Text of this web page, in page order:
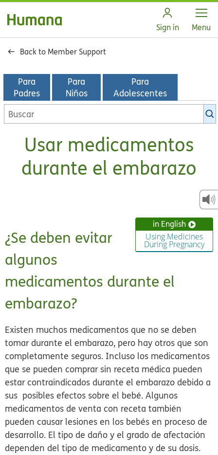
Sign in Open
Menu
Back to Member Support
Para
Padres
Para
Niños
Para
Adolescentes
Buscar
en
biblioteca
KidsHealth
Usar medicamentos
durante el embarazo
in English
Using Medicines
During Pregnancy
¿Se deben evitar
algunos
medicamentos durante el
embarazo?
Existen muchos medicamentos que no se deben
tomar durante el embarazo, pero hay otros que son
completamente seguros. Incluso los medicamentos
que se pueden comprar sin receta médica pueden
estar contraindicados durante el embarazo debido a
sus posibles efectos sobre el bebé. Algunos
medicamentos de venta con receta también
pueden causar lesiones en los bebés en proceso de
desarrollo. El tipo de daño y el grado de afectación
dependen del tipo de medicamento y de su dosis.